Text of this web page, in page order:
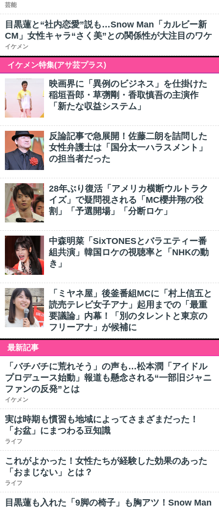
芸能
目黒蓮と“社内恋愛”説も…Snow Man「カルビー新
CM」女性キャラ“さく美”との関係性が大注目のワケ
イケメン
イケメン特集(アサ芸プラス)
映画界に「異例のビジネス」を仕掛けた
稲垣吾郎・草彅剛・香取慎吾の主演作
「新たな収益システム」
反論記事で急展開！佐藤二朗を詰問した
女性弁護士は「国分太一ハラスメント」
の担当者だった
28年ぶり復活「アメリカ横断ウルトラク
イズ」で疑問視される「MC櫻井翔の役
割」「予選開場」「分断ロケ」
中森明菜「SixTONESとバラエティー番
組共演」韓国ロケの視聴率と「NHKの動
き」
「ミヤネ屋」後釜番組MCに「村上信五と
読売テレビ女子アナ」起用までの「最重
要議論」内幕！「別のタレントと東京の
フリーアナ」が候補に
最新記事
「バチバチに荒れそう」の声も…松本潤「アイドル
プロデュース始動」報道も懸念される“一部旧ジャニ
ファンの反発”とは
イケメン
実は時期も慣習も地域によってさまざまだった！
「お盆」にまつわる豆知識
ライフ
これがよかった！女性たちが経験した効果のあった
「おまじない」とは？
ライフ
目黒蓮も入れた「9脚の椅子」も胸アツ！Snow Man